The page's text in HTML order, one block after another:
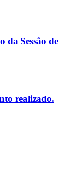
da Sessão de
realizado.